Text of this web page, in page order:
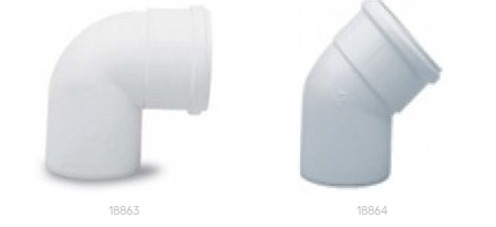
18863 18864